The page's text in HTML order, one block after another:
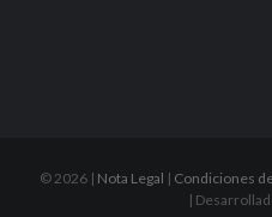
©2026 | Nota Legal | Condiciones
|